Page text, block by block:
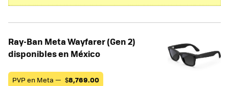
Ray-Ban Meta Wayfarer (Gen 2)
disponibles en México
PVP en Meta — $8,769.00